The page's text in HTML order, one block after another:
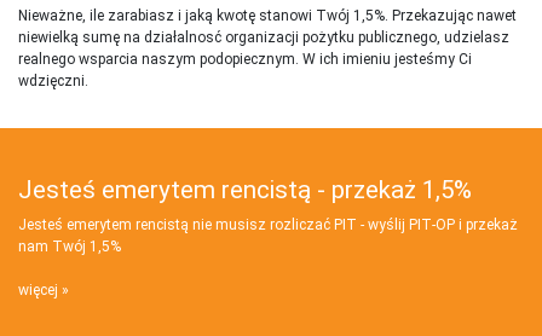
Nieważne, ile zarabiasz i jaką kwotę stanowi Twój 1,5%. Przekazując nawet
niewielką sumę na działalnosć organizacji pożytku publicznego, udzielasz
realnego wsparcia naszym podopiecznym. W ich imieniu jesteśmy Ci
wdzięczni.
Jesteś emerytem rencistą - przekaż 1,5%
Jesteś emerytem rencistą nie musisz rozliczać PIT - wyślij PIT‑OP i przekaż
nam Twój 1,5%
więcej